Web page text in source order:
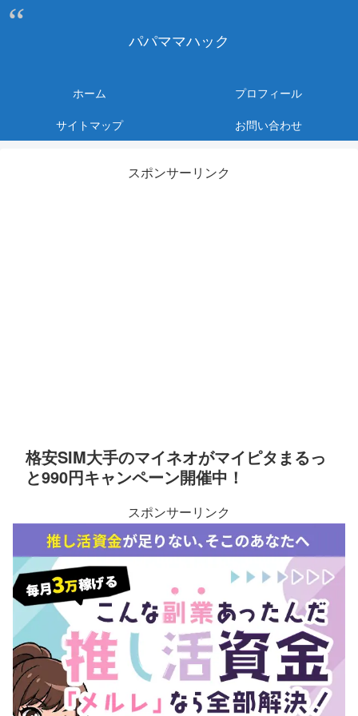
パパママハック
ホーム
プロフィール
サイトマップ
お問い合わせ
スポンサーリンク
格安SIM大手のマイネオがマイピタまるっ
と990円キャンペーン開催中！
スポンサーリンク